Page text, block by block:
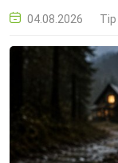
slovenské
debutové tituly,
kultúra, knižný
literárne novinky,
04.08.2026